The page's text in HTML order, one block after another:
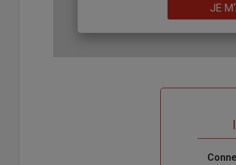
JE
Body